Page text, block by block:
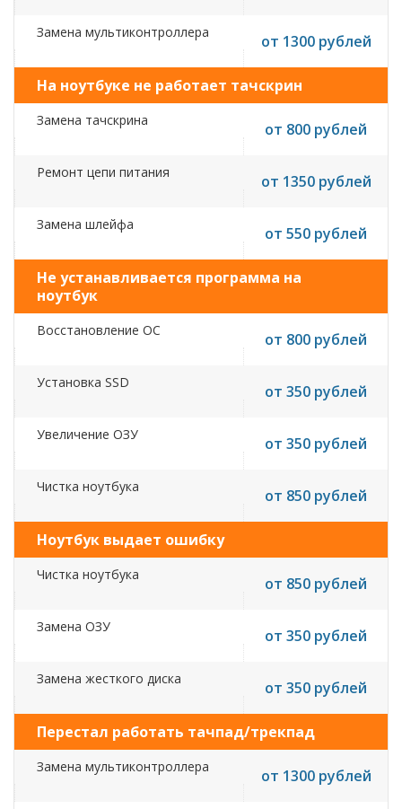
Замена мультиконтроллера от 1300 рублей
На ноутбуке не работает тачскрин
Замена тачскрина от 800 рублей
Ремонт цепи питания от 1350 рублей
Замена шлейфа от 550 рублей
Не устанавливается программа на
ноутбук
Восстановление ОС от 800 рублей
Установка SSD от 350 рублей
Увеличение ОЗУ от 350 рублей
Чистка ноутбука от 850 рублей
Ноутбук выдает ошибку
Чистка ноутбука от 850 рублей
Замена ОЗУ от 350 рублей
Замена жесткого диска от 350 рублей
Перестал работать тачпад/трекпад
Замена мультиконтроллера от 1300 рублей